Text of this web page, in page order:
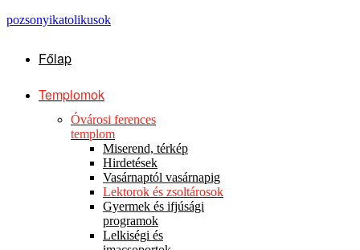
pozsonyikatolikusok
Főlap
Templomok
Óvárosi ferences
templom
Miserend, térkép
Hirdetések
Vasárnaptól vasárnapig
Lektorok és zsoltárosok
Gyermek és ifjúsági
programok
Lelkiségi és